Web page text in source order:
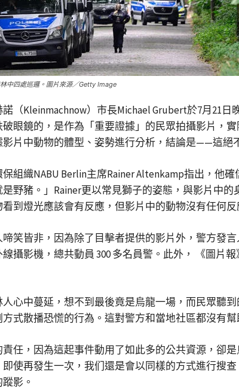
中四處巡邏。圖片來源／Getty Image
（Kleinmachnow）市長Michael Grubert於7月21
眼鏡的，是作為「重要證據」的民眾拍攝影片，
片中動物的體型、姿勢進行分析，結論是——這絕
組織NABU Berlin主席Rainer Altenkamp指出，他
野豬。」Rainer更以常見獅子的姿態，與影片中
到燈光應該會有反應，但影片中的動物沒有任何反
笑皆非，因為除了目擊者提供的影片外，警方發
攝影機，總共動員 300 多名員警。此外， 《圖
心中蔓延，想不到最後竟是烏龍一場，而民眾聽
式散播恐慌的行為。這對警方和當地社區都沒有
任，因為這起事件動用了如此多的公共資源，卻
使再發生一次，我们還是會以同樣的方式進行搜
影。